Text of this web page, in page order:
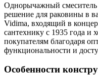
Однорычажный
решение для раковины в
Vidima, входящий в
сантехнику с 1935 года и
покупателям благодаря
функциональности и
Особенности